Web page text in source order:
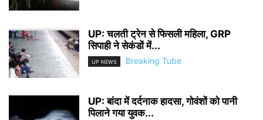
UP: चलती ट्रेन से फिसली महिला, GRP
सिपाही ने सेकंडों में...
UP NEWS Breaking Tube
UP: बांदा में दर्दनाक हादसा, गोवंशों को पानी
पिलाने गया युवक...